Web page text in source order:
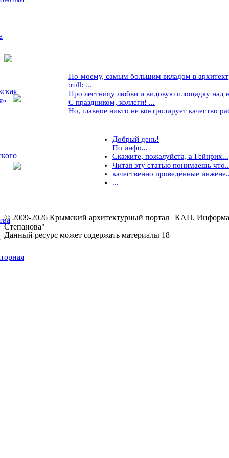
По-моему, самым большим вкладом в
:roll: ...
Про лестницу любви и видовую площадку над
С праздником, коллеги! ...
Но, главное никто не контролирует качество
Добрый день!
По инфо...
Скажите, пожалуйста, а Гейнрих...
Читая эту статью понимаешь
качественно проведённые
...
© 2009-2026 Крымский архитектурный портал | КАП.
Степанова"
Данный ресурс может содержать материалы 18+